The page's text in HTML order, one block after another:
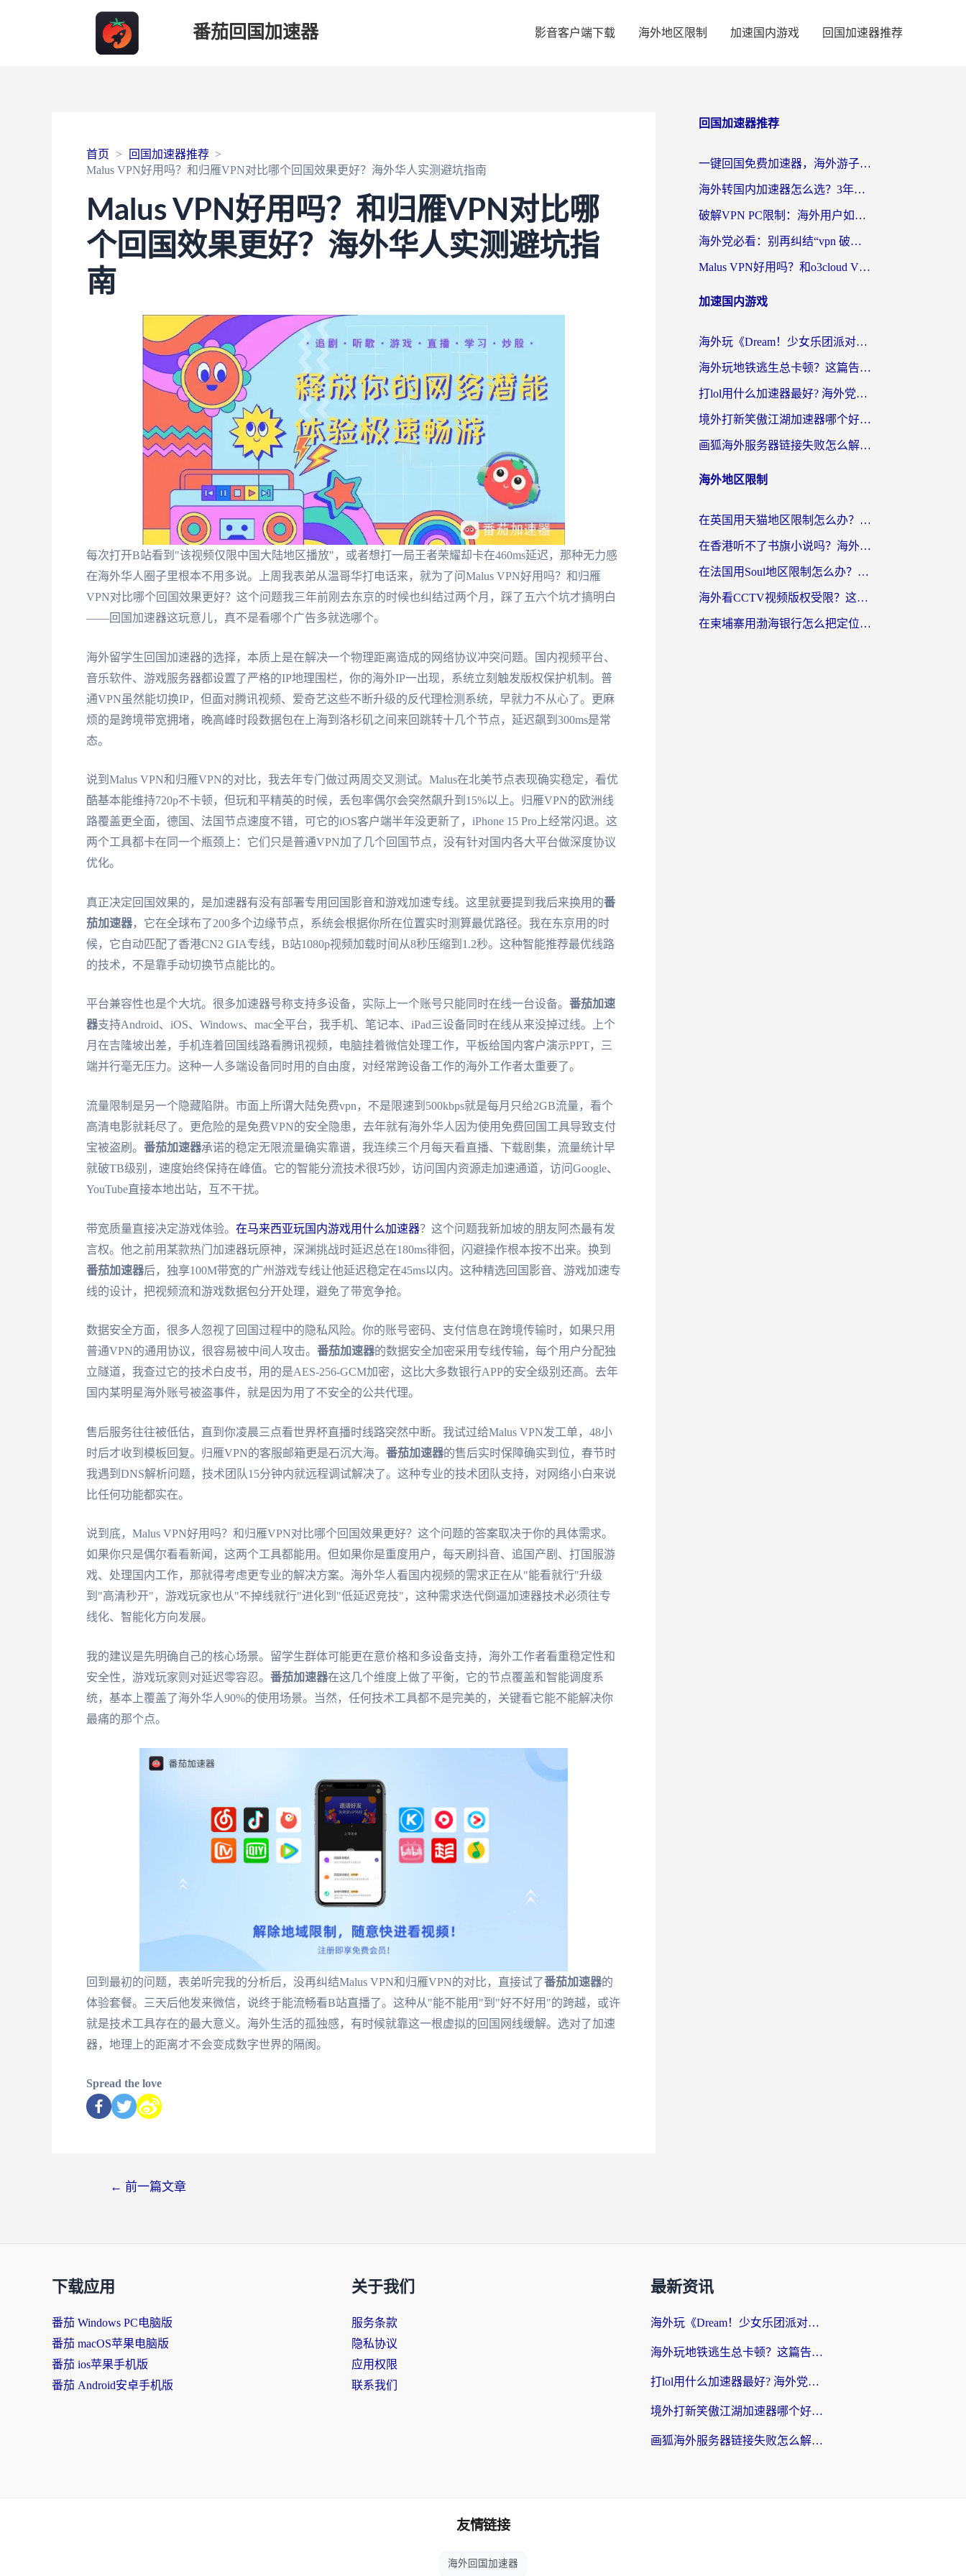
番茄回国加速器 影音客户端下载 海外地区限制 加速国内游戏 回国加速器推荐
首页
回国加速器推荐
Malus VPN好用吗？和归雁VPN对比哪个回国效果更好？海外华人实测避坑指南
Malus VPN好用吗？和归雁VPN对比哪
个回国效果更好？海外华人实测避坑指
南
每次打开B站看到"该视频仅限中国大陆地区播放"，或者想打一局王者荣耀却卡在460ms延迟，那种无力感
在海外华人圈子里根本不用多说。上周我表弟从温哥华打电话来，就为了问Malus VPN好用吗？和归雁
VPN对比哪个回国效果更好？这个问题我三年前刚去东京的时候也纠结过两个月，踩了五六个坑才搞明白
——回国加速器这玩意儿，真不是看哪个广告多就选哪个。
海外留学生回国加速器的选择，本质上是在解决一个物理距离造成的网络协议冲突问题。国内视频平台、
音乐软件、游戏服务器都设置了严格的IP地理围栏，你的海外IP一出现，系统立刻触发版权保护机制。普
通VPN虽然能切换IP，但面对腾讯视频、爱奇艺这些不断升级的反代理检测系统，早就力不从心了。更麻
烦的是跨境带宽拥堵，晚高峰时段数据包在上海到洛杉矶之间来回跳转十几个节点，延迟飙到300ms是常
态。
说到Malus VPN和归雁VPN的对比，我去年专门做过两周交叉测试。Malus在北美节点表现确实稳定，看优
酷基本能维持720p不卡顿，但玩和平精英的时候，丢包率偶尔会突然飙升到15%以上。归雁VPN的欧洲线
路覆盖更全面，德国、法国节点速度不错，可它的iOS客户端半年没更新了，iPhone 15 Pro上经常闪退。这
两个工具都卡在同一个瓶颈上：它们只是普通VPN加了几个回国节点，没有针对国内各大平台做深度协议
优化。
真正决定回国效果的，是加速器有没有部署专用回国影音和游戏加速专线。这里就要提到我后来换用的番
茄加速器，它在全球布了200多个边缘节点，系统会根据你所在位置实时测算最优路径。我在东京用的时
候，它自动匹配了香港CN2 GIA专线，B站1080p视频加载时间从8秒压缩到1.2秒。这种智能推荐最优线路
的技术，不是靠手动切换节点能比的。
平台兼容性也是个大坑。很多加速器号称支持多设备，实际上一个账号只能同时在线一台设备。 番茄加速
器支持Android、iOS、Windows、mac全平台，我手机、笔记本、iPad三设备同时在线从来没掉过线。上个
月在吉隆坡出差，手机连着回国线路看腾讯视频，电脑挂着微信处理工作，平板给国内客户演示PPT，三
端并行毫无压力。这种一人多端设备同时用的自由度，对经常跨设备工作的海外工作者太重要了。
流量限制是另一个隐藏陷阱。市面上所谓大陆免费vpn，不是限速到500kbps就是每月只给2GB流量，看个
高清电影就耗尽了。更危险的是免费VPN的安全隐患，去年就有海外华人因为使用免费回国工具导致支付
宝被盗刷。 番茄加速器承诺的稳定无限流量确实靠谱，我连续三个月每天看直播、下载剧集，流量统计早
就破TB级别，速度始终保持在峰值。它的智能分流技术很巧妙，访问国内资源走加速通道，访问Google、
YouTube直接本地出站，互不干扰。
带宽质量直接决定游戏体验。 在马来西亚玩国内游戏用什么加速器？这个问题我新加坡的朋友阿杰最有发
言权。他之前用某款热门加速器玩原神，深渊挑战时延迟总在180ms徘徊，闪避操作根本按不出来。换到
番茄加速器后，独享100M带宽的广州游戏专线让他延迟稳定在45ms以内。这种精选回国影音、游戏加速专
线的设计，把视频流和游戏数据包分开处理，避免了带宽争抢。
数据安全方面，很多人忽视了回国过程中的隐私风险。你的账号密码、支付信息在跨境传输时，如果只用
普通VPN的通用协议，很容易被中间人攻击。 番茄加速器的数据安全加密采用专线传输，每个用户分配独
立隧道，我查过它的技术白皮书，用的是AES-256-GCM加密，这比大多数银行APP的安全级别还高。去年
国内某明星海外账号被盗事件，就是因为用了不安全的公共代理。
售后服务往往被低估，直到你凌晨三点看世界杯直播时线路突然中断。我试过给Malus VPN发工单，48小
时后才收到模板回复。归雁VPN的客服邮箱更是石沉大海。 番茄加速器的售后实时保障确实到位，春节时
我遇到DNS解析问题，技术团队15分钟内就远程调试解决了。这种专业的技术团队支持，对网络小白来说
比任何功能都实在。
说到底，Malus VPN好用吗？和归雁VPN对比哪个回国效果更好？这个问题的答案取决于你的具体需求。
如果你只是偶尔看看新闻，这两个工具都能用。但如果你是重度用户，每天刷抖音、追国产剧、打国服游
戏、处理国内工作，那就得考虑更专业的解决方案。海外华人看国内视频的需求正在从"能看就行"升级
到"高清秒开"，游戏玩家也从"不掉线就行"进化到"低延迟竞技"，这种需求迭代倒逼加速器技术必须往专
线化、智能化方向发展。
我的建议是先明确自己的核心场景。留学生群体可能更在意价格和多设备支持，海外工作者看重稳定性和
安全性，游戏玩家则对延迟零容忍。 番茄加速器在这几个维度上做了平衡，它的节点覆盖和智能调度系
统，基本上覆盖了海外华人90%的使用场景。当然，任何技术工具都不是完美的，关键看它能不能解决你
最痛的那个点。
回到最初的问题，表弟听完我的分析后，没再纠结Malus VPN和归雁VPN的对比，直接试了番茄加速器的
体验套餐。三天后他发来微信，说终于能流畅看B站直播了。这种从"能不能用"到"好不好用"的跨越，或许
就是技术工具存在的最大意义。海外生活的孤独感，有时候就靠这一根虚拟的回国网线缓解。选对了加速
器，地理上的距离才不会变成数字世界的隔阂。
Spread the love
← 前一篇文章
回国加速器推荐
一键回国免费加速器，海外游子的数字归乡路
海外转国内加速器怎么选？3年海外党亲测指南，无缝刷剧玩游戏不再难
破解VPN PC限制：海外用户如何选择回国加速器实现无缝访问国内资源
海外党必看：别再纠结“vpn 破解”，这样选回国加速器才能真正无缝访问国内资源
Malus VPN好用吗？和o3cloud VPN对比哪个回国效果更好？
加速国内游戏
海外玩《Dream！少女乐团派对！》总卡顿？加速器到底能不能用？一篇指南解决你的国服游戏难题
海外玩地铁逃生总卡顿？这篇告诉你玩地铁逃生用什么加速器好,比较好
打lol用什么加速器最好? 海外党亲测3年的国服游戏加速终极攻略
境外打新笑傲江湖加速器哪个好？海外玩家国服畅玩全攻略（附实测推荐）
画狐海外服务器链接失败怎么解决？海外玩家国服游戏加速器终极指南
海外地区限制
在英国用天猫地区限制怎么办？海外党必备的国内平台解锁指南
在香港听不了书旗小说吗？海外党突破内容限制的实用指南
在法国用Soul地区限制怎么办？3个实用技巧帮你轻松解决（附德国场景方案）
海外看CCTV视频版权受限？这份实用攻略帮你解锁国内影视+解决足球直播&政务APP难题
在柬埔寨用渤海银行怎么把定位修改到中国国内？3招解决海外生活的“数字乡愁”
下载应用
番茄 Windows PC电脑版
番茄 macOS苹果电脑版
番茄 ios苹果手机版
番茄 Android安卓手机版
关于我们
服务条款
隐私协议
应用权限
联系我们
最新资讯
海外玩《Dream！少女乐团派对！》总卡顿？加速器到底能不能用？一篇指南解决你的国服游戏难题
海外玩地铁逃生总卡顿？这篇告诉你玩地铁逃生用什么加速器好,比较好
打lol用什么加速器最好? 海外党亲测3年的国服游戏加速终极攻略
境外打新笑傲江湖加速器哪个好？海外玩家国服畅玩全攻略（附实测推荐）
画狐海外服务器链接失败怎么解决？海外玩家国服游戏加速器终极指南
友情链接
海外回国加速器